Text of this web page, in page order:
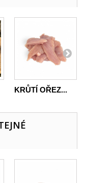
KRŮTÍ OŘEZ...